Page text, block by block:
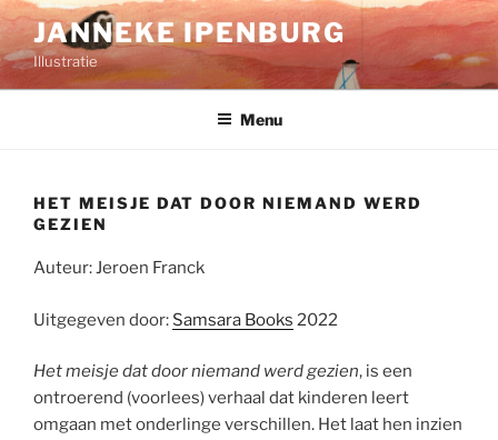
Ga
naar
de
inhoud
JANNEKE IPENBURG
Illustratie
Menu
HET MEISJE DAT DOOR NIEMAND WERD
GEZIEN
Auteur: Jeroen Franck
Uitgegeven door: Samsara Books 2022
Het meisje dat door niemand werd gezien, is een
ontroerend (voorlees) verhaal dat kinderen leert
omgaan met onderlinge verschillen. Het laat hen inzien